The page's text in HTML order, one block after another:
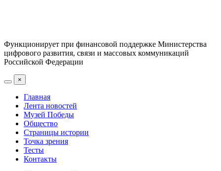
Функционирует при финансовой поддержке Министерства
цифрового развития, связи и массовых коммуникаций
Российской Федерации
×
Главная
Лента новостей
Музей Победы
Общество
Страницы истории
Точка зрения
Тесты
Контакты